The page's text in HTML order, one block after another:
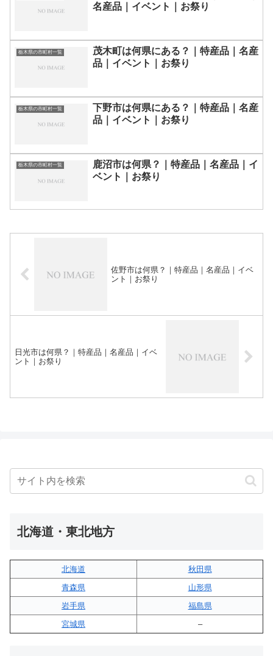
名産品｜イベント｜お祭り
栃木県の市町村一覧
茂木町は何県にある？｜特産品｜名産
品｜イベント｜お祭り
栃木県の市町村一覧
下野市は何県にある？｜特産品｜名産
品｜イベント｜お祭り
栃木県の市町村一覧
鹿沼市は何県？｜特産品｜名産品｜イ
ベント｜お祭り
佐野市は何県？｜特産品｜名産品｜イベ
ント｜お祭り
日光市は何県？｜特産品｜名産品｜イベ
ント｜お祭り
北海道・東北地方
北海道
秋田県
青森県
山形県
岩手県
福島県
宮城県
–